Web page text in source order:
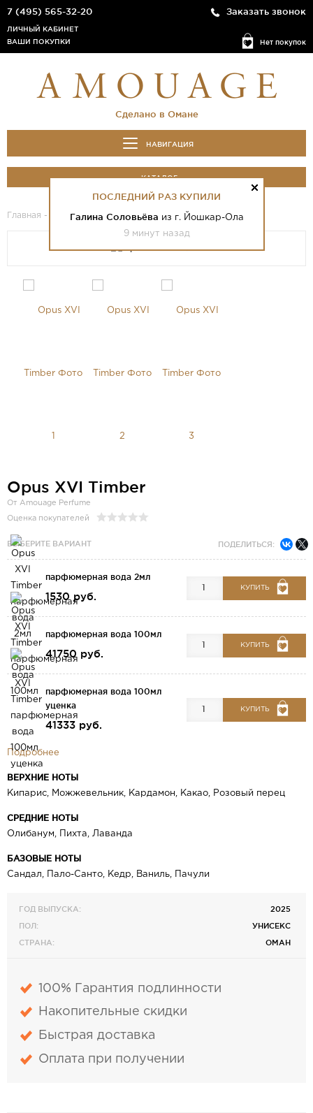
7 (495) 565-32-20 Заказать звонок
Нет покупок
ЛИЧНЫЙ КАБИНЕТ
ВАШИ ПОКУПКИ
Сделано в Омане
НАВИГАЦИЯ
КАТАЛОГ
Главная - Каталог - Opus XVI Timber
ПОСЛЕДНИЙ РАЗ КУПИЛИ
Галина Соловьёва из г. Йошкар-Ола
9 минут назад
Opus XVI Timber
От Amouage Perfume
Оценка покупателей
ВЫБЕРИТЕ ВАРИАНТ ПОДЕЛИТЬСЯ:
парфюмерная вода 2мл
1530 руб.
КУПИТЬ
парфюмерная вода 100мл
41750 руб.
КУПИТЬ
парфюмерная вода 100мл
уценка
41333 руб.
КУПИТЬ
Подробнее
ВЕРХНИЕ НОТЫ
Кипарис, Можжевельник, Кардамон, Какао, Розовый перец
СРЕДНИЕ НОТЫ
Олибанум, Пихта, Лаванда
БАЗОВЫЕ НОТЫ
Сандал, Пало-Санто, Кедр, Ваниль, Пачули
ГОД ВЫПУСКА:
2025
ПОЛ:
УНИСЕКС
СТРАНА:
ОМАН
100% Гарантия подлинности
Накопительные скидки
Быстрая доставка
Оплата при получении